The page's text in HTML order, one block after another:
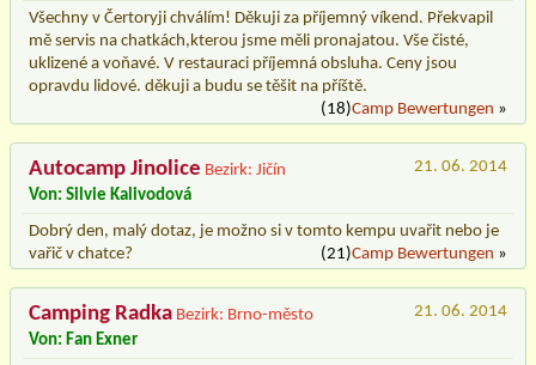
Všechny v Čertoryji chválím! Děkuji za příjemný víkend. Překvapil
mě servis na chatkách,kterou jsme měli pronajatou. Vše čisté,
uklizené a voňavé. V restauraci příjemná obsluha. Ceny jsou
opravdu lidové. děkuji a budu se těšit na příště.
(18)Camp Bewertungen »
Autocamp Jinolice Bezirk: Jičín
21. 06. 2014
Von: Silvie Kalivodová
Dobrý den, malý dotaz, je možno si v tomto kempu uvařit nebo je
vařič v chatce?
(21)Camp Bewertungen »
Camping Radka Bezirk: Brno-město
21. 06. 2014
Von: Fan Exner